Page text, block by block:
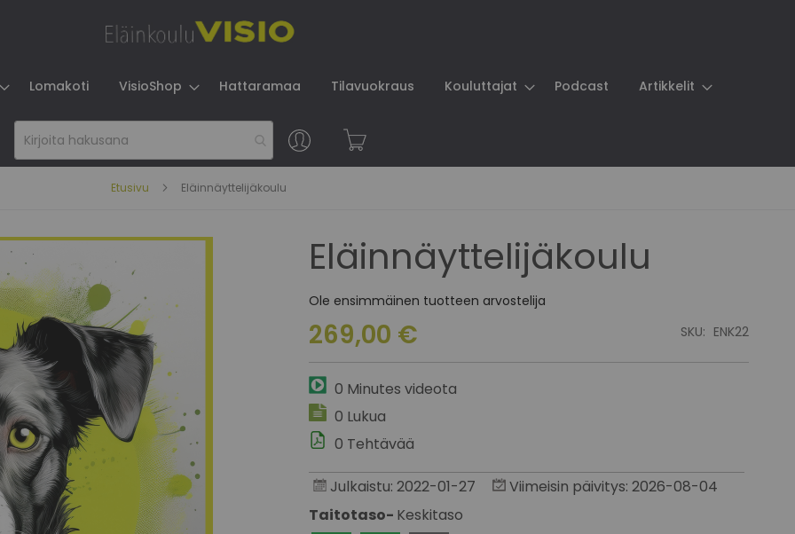
Lomakoti VisioShop Hattaramaa Tilavuokraus Kouluttajat Podcast Artikkelit
Skip
to
Content
Etusivu Eläinnäyttelijäkoulu
Eläinnäyttelijäkoulu
Ole ensimmäinen tuotteen arvostelija
269,00 € SKU ENK22
0 Minutes videota
0 Lukua
0 Tehtävää
Julkaistu: 2022-01-27
Viimeisin päivitys: 2026-08-04
Taitotaso- Keskitaso